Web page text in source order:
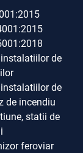
de
de
de incendiu
statii de
feroviar